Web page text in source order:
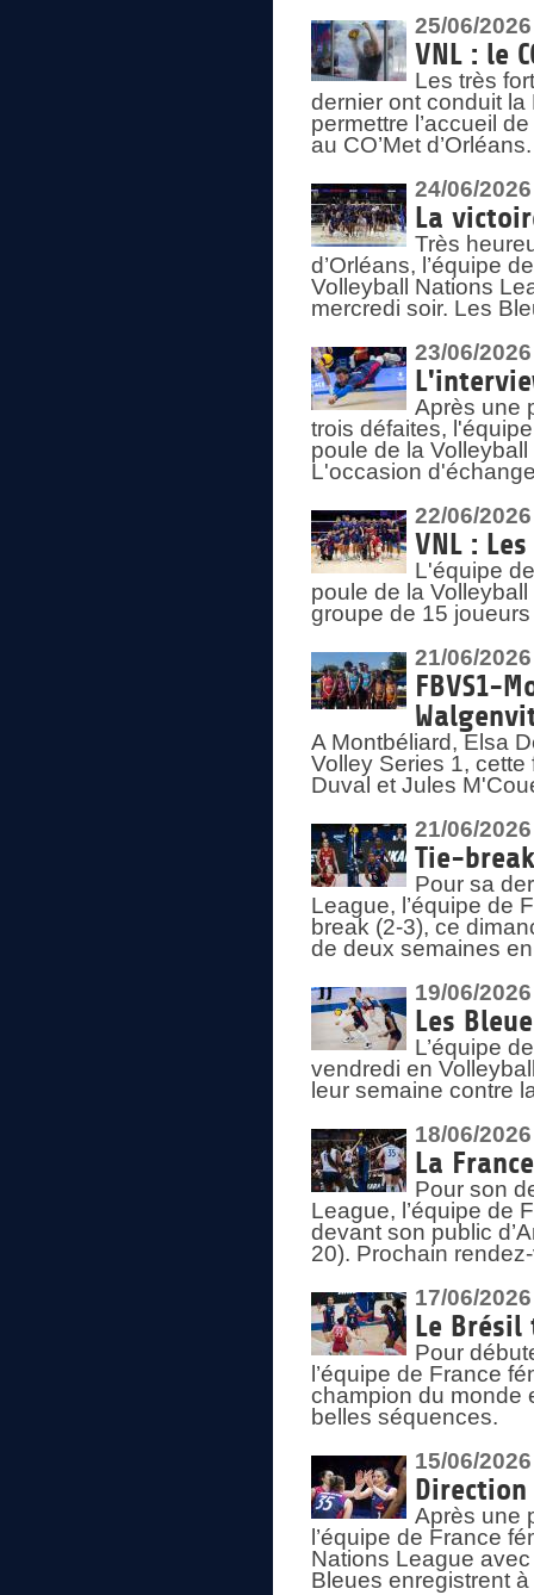
25/06/2026
VNL : le
Les très
dernier ont conduit
permettre l’accueil
au CO’Met d’Orléans.
24/06/2026
La
Très
d’Orléans, l’équipe
Volleyball Nations
mercredi soir. Les
23/06/2026
Après une
trois défaites,
poule de la
L'occasion
22/06/2026
VNL :
L'équipe
poule de la
groupe de 15
21/06/2026
FBVS1-
A Montbéliard, Elsa
Volley Series 1,
Duval et Jules
21/06/2026
Tie-
Pour sa
League, l’équipe de
break (2-3), ce
de deux semaines
19/06/2026
Les
L’équipe
vendredi en
leur semaine contre
18/06/2026
La
Pour son
League, l’équipe de
devant son public
20). Prochain
17/06/2026
Le
Pour
l’équipe de France
champion du monde
belles séquences.
15/06/2026
Après une
l’équipe de France
Nations League
Bleues enregistrent